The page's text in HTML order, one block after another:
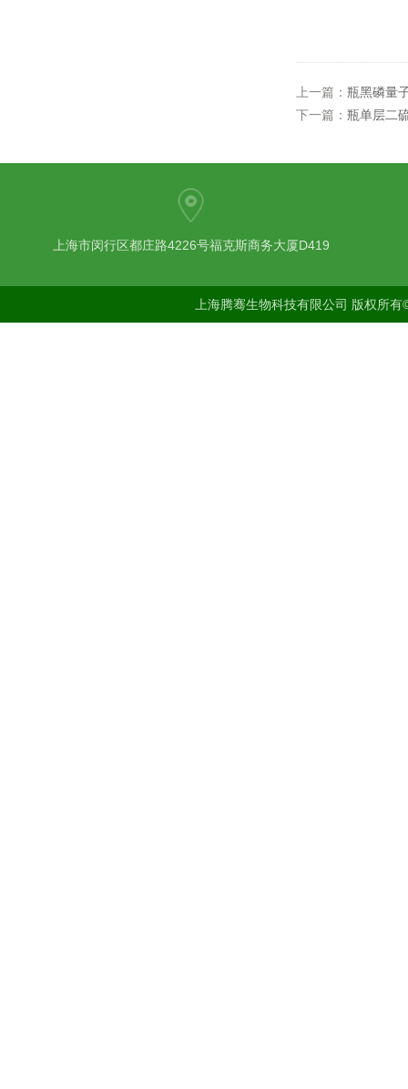
上一篇： 瓶黑磷量
下一篇： 瓶单层二
上海市闵行区都庄路4226号福克斯商务大厦D419
上海腾骞生物科技有限公司 版权所